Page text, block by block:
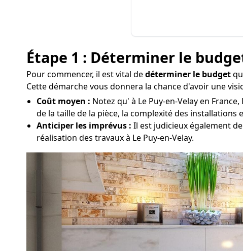
Étape 1 : Déterminer le
Pour commencer, il est vital dedéterminer le budget
Cette démarche vous donnera la chance d'avoir une
Coût moyen : Notez qu' à Le Puy-en-Velay en
de la taille de la pièce, la complexité des installations
Anticiper les imprévus : Il est judicieux également
réalisation des travaux à Le Puy-en-Velay.